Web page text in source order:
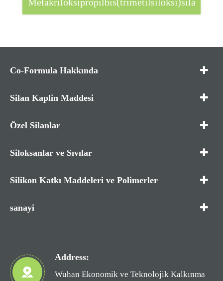
Co-Formula Hakkında
Silan Kaplin Maddesi
Özel Silanlar
Siloksanlar ve Sıvılar
Silikon Katkı Maddeleri ve Polimerler
sanayi
Address:
Wuhan Ekonomik ve Teknolojik Kalkınma